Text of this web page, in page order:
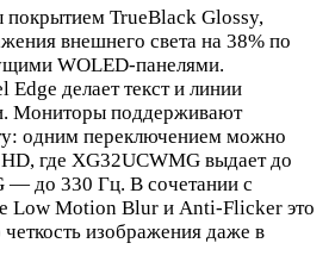
покрытием TrueBlack Glossy,
внешнего света на 38% по
WOLED-панелями.
Edge делает текст и линии
Мониторы поддерживают
одним переключением можно
где XG32UCWMG выдает до
— до 330 Гц. В сочетании с
Low Motion Blur и Anti-Flicker это
изображения даже в